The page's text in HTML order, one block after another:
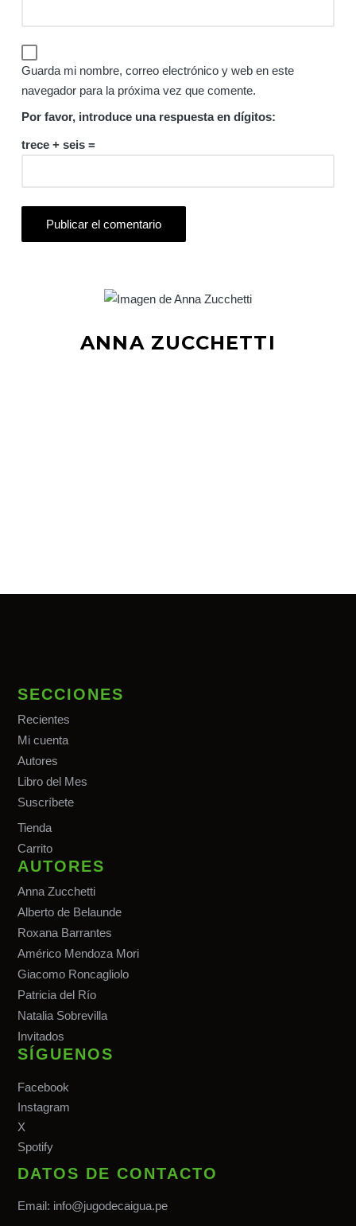
Guarda mi nombre, correo electrónico y web en este
navegador para la próxima vez que comente.
Por favor, introduce una respuesta en dígitos:
trece + seis =
ANNA ZUCCHETTI
SECCIONES
Recientes
Mi cuenta
Autores
Libro del Mes
Suscríbete
Tienda
Carrito
AUTORES
Anna Zucchetti
Alberto de Belaunde
Roxana Barrantes
Américo Mendoza Mori
Giacomo Roncagliolo
Patricia del Río
Natalia Sobrevilla
Invitados
SÍGUENOS
Facebook
Instagram
X
Spotify
DATOS DE CONTACTO
Email: info@jugodecaigua.pe